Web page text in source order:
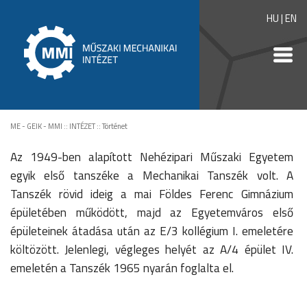
HU|EN
ME - GEIK - MMI :: INTÉZET::Történet
Az 1949-ben alapított Nehézipari Műszaki Egyetem
egyik első tanszéke a Mechanikai Tanszék volt. A
Tanszék rövid ideig a mai Földes Ferenc Gimnázium
épületében működött, majd az Egyetemváros első
épületeinek átadása után az E/3 kollégium I. emeletére
költözött. Jelenlegi, végleges helyét az A/4 épület IV.
emeletén a Tanszék 1965 nyarán foglalta el.